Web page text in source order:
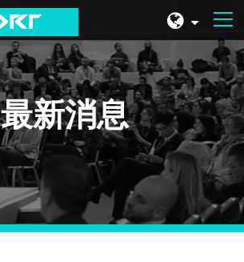
马来西亚
上海
台湾
印尼
北京
菲律宾
最新消息